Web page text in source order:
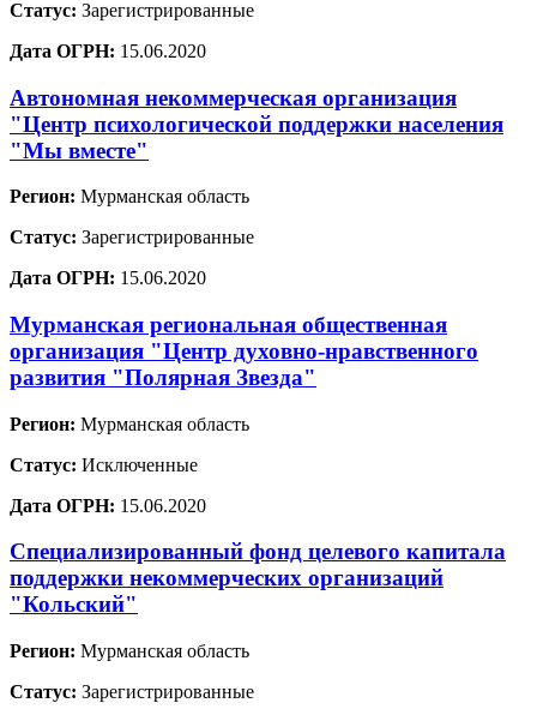
Статус: Зарегистрированные
Дата ОГРН: 15.06.2020
Автономная некоммерческая организация
"Центр психологической поддержки населения
"Мы вместе"
Регион: Мурманская область
Статус: Зарегистрированные
Дата ОГРН: 15.06.2020
Мурманская региональная общественная
организация "Центр духовно-нравственного
развития "Полярная Звезда"
Регион: Мурманская область
Статус: Исключенные
Дата ОГРН: 15.06.2020
Специализированный фонд целевого капитала
поддержки некоммерческих организаций
"Кольский"
Регион: Мурманская область
Статус: Зарегистрированные